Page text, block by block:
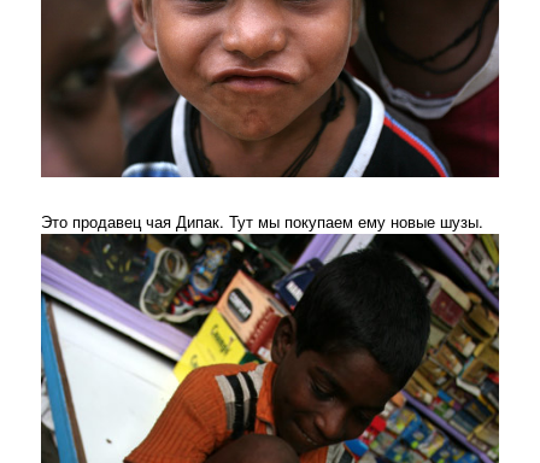
Это продавец чая Дипак. Тут мы покупаем ему новые шузы.